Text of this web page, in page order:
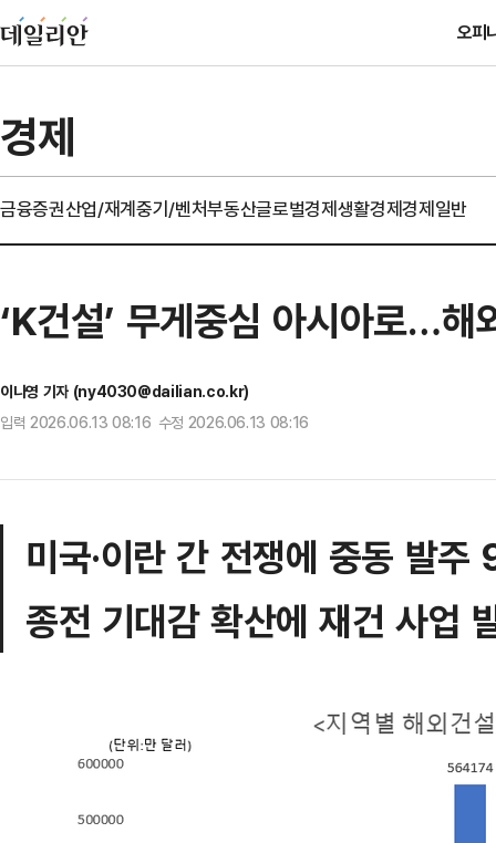
오피
경제
금융증권산업/재계중기/벤처부동산글로벌경제생활경제경제일반
‘K건설’ 무게중심 아시아로…해
이나영 기자 (ny4030@dailian.co.kr)
입력 2026.06.13 08:16 수정 2026.06.13 08:16
미국·이란 간 전쟁에 중동 발
종전 기대감 확산에 재건 사업